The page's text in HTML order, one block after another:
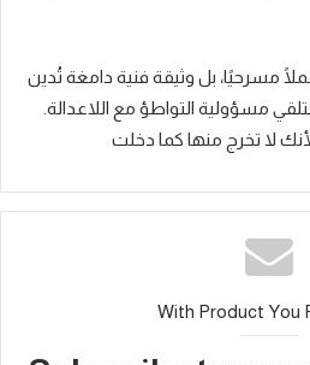
مسرحيًا، بل وثيقة فنية دامغة تُدين
مسؤولية التواطؤ مع اللاعدالة.
لا تخرج منها كما دخلت
With Product You